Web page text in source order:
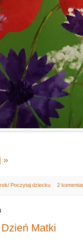
»
Poczytaj dziecku 2
Matki